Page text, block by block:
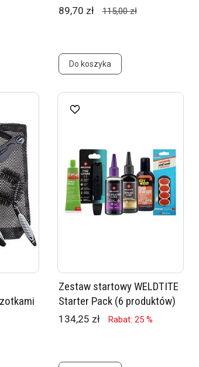
89,70 zł 115,00 zł
Do koszyka
Zestaw startowy WELDTITE
Starter Pack (6 produktów)
134,25 zł Rabat: 25 %